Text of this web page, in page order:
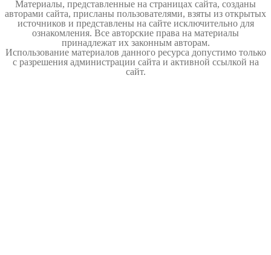
Материалы, представленные на страницах сайта, созданы
авторами сайта, присланы пользователями, взяты из открытых
источников и представлены на сайте исключительно для
ознакомления. Все авторские права на материалы
принадлежат их законным авторам.
Использование материалов данного ресурса допустимо только
с разрешения администрации сайта и активной ссылкой на
сайт.